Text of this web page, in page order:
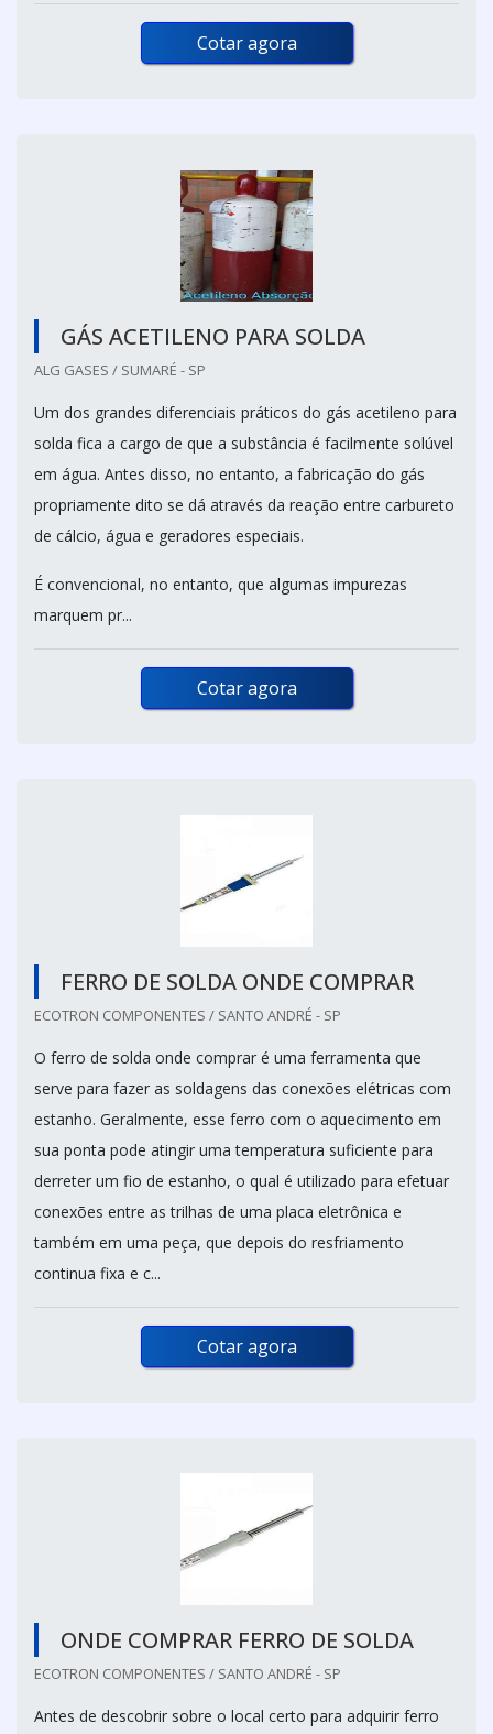
Cotar agora
GÁS ACETILENO PARA SOLDA
ALG GASES / SUMARÉ - SP
Um dos grandes diferenciais práticos do gás acetileno para
solda fica a cargo de que a substância é facilmente solúvel
em água. Antes disso, no entanto, a fabricação do gás
propriamente dito se dá através da reação entre carbureto
de cálcio, água e geradores especiais.
É convencional, no entanto, que algumas impurezas
marquem pr...
Cotar agora
FERRO DE SOLDA ONDE COMPRAR
ECOTRON COMPONENTES / SANTO ANDRÉ - SP
O ferro de solda onde comprar é uma ferramenta que
serve para fazer as soldagens das conexões elétricas com
estanho. Geralmente, esse ferro com o aquecimento em
sua ponta pode atingir uma temperatura suficiente para
derreter um fio de estanho, o qual é utilizado para efetuar
conexões entre as trilhas de uma placa eletrônica e
também em uma peça, que depois do resfriamento
continua fixa e c...
Cotar agora
ONDE COMPRAR FERRO DE SOLDA
ECOTRON COMPONENTES / SANTO ANDRÉ - SP
Antes de descobrir sobre o local certo para adquirir ferro